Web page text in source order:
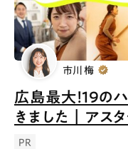
Outing
スポット情報
広島最大！19の
きました｜アス
PR
市川 梅